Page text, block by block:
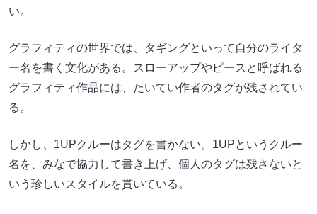
い。
グラフィティの世界では、タギングといって自分のライタ
ー名を書く文化がある。スローアップやピースと呼ばれる
グラフィティ作品には、たいてい作者のタグが残されてい
る。
しかし、1UPクルーはタグを書かない。1UPというクルー
名を、みなで協力して書き上げ、個人のタグは残さないと
いう珍しいスタイルを貫いている。